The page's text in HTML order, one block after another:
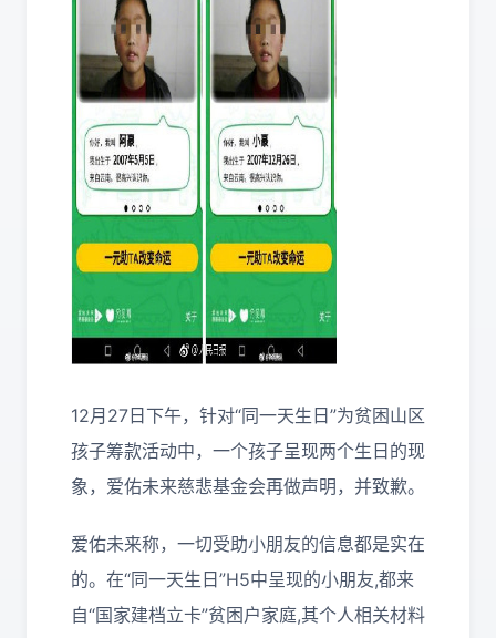
12月27日下午，针对“同一天生日”为贫困山区
孩子筹款活动中，一个孩子呈现两个生日的现
象，爱佑未来慈悲基金会再做声明，并致歉。
爱佑未来称，一切受助小朋友的信息都是实在
的。在“同一天生日”H5中呈现的小朋友,都来
自“国家建档立卡”贫困户家庭,其个人相关材料